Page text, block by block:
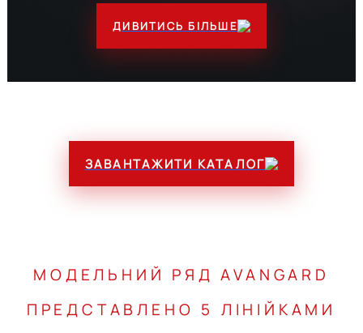
ДИВИТИСЬ БІЛЬШЕ
ЗАВАНТАЖИТИ КАТАЛОГ
МОДЕЛЬНИЙ РЯД AVANGARD
ПРЕДСТАВЛЕНО 5 ЛІНІЙКАМИ